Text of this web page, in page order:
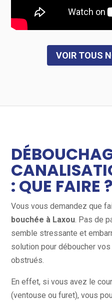
VOIR TOUS
: QUE FAIRE ?
Vous vous demandez que
bouchée à Laxou. Pas de
semble stressante et
solution pour déboucher vos
obstrués.
En effet, si vous avez le
(ventouse ou furet), vous